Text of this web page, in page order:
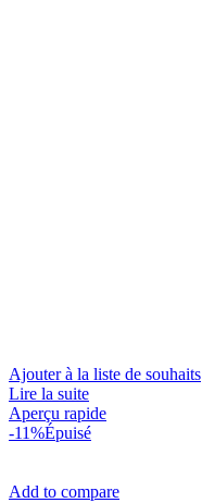
Ajouter à la liste de souhaits
Lire la suite
Aperçu rapide
-11%Épuisé
Add to compare